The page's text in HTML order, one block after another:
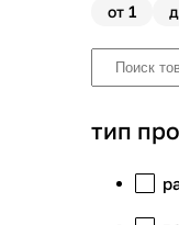
от 1
тип